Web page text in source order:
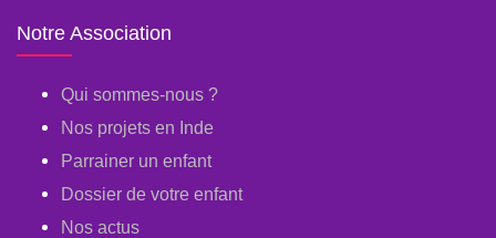
Notre Association
Qui sommes-nous ?
Nos projets en Inde
Parrainer un enfant
Dossier de votre enfant
Nos actus